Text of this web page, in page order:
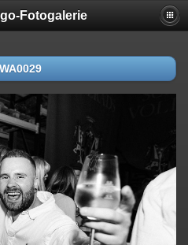
Fotogalerie